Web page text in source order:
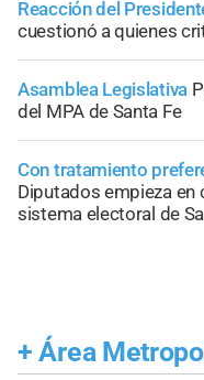
Reacción del
cuestionó a quienes
Asamblea Legislativa
del MPA de Santa Fe
Con tratamiento
Diputados empieza en
sistema electoral de
+ Área